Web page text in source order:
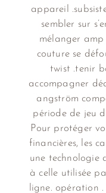
appareil
sembler sur
mélanger
couture se
twist .tenir
accompagner
angström
période de jeu
Pour protéger
financières, les
une technologie
à celle utilisée
ligne. opération